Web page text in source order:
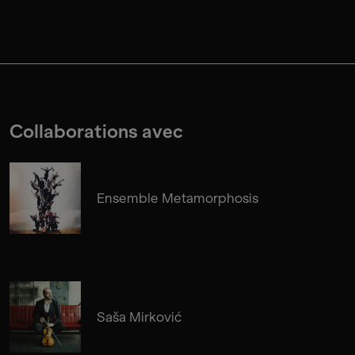
Collaborations avec
Ensemble Metamorphosis
Saša Mirković